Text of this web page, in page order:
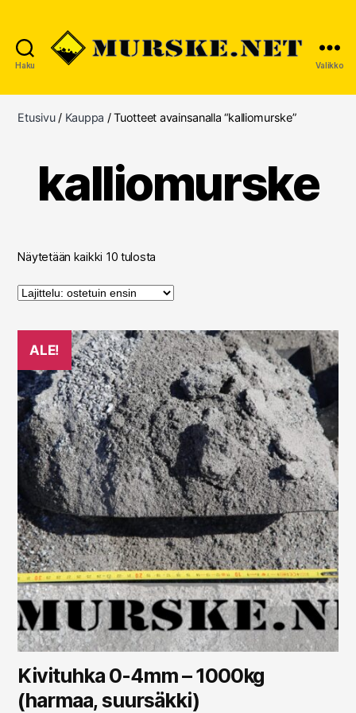
Haku Valikko
Etusivu/ Kauppa / Tuotteet avainsanalla “kalliomurske”
kalliomurske
Näytetään kaikki 10 tulosta
ALE!
Kivituhka 0-4mm – 1000kg
(harmaa, suursäkki)